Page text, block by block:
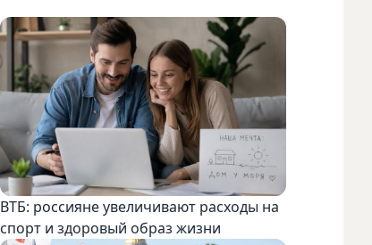
ВТБ: россияне увеличивают расходы на
спорт и здоровый образ жизни